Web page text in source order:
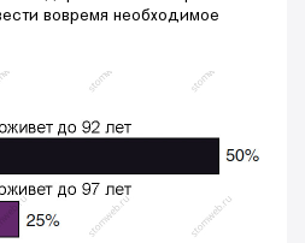
вовремя необходимое